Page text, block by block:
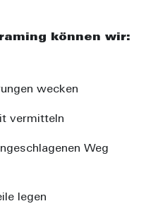
können wir:
wecken
vermitteln
Weg
legen